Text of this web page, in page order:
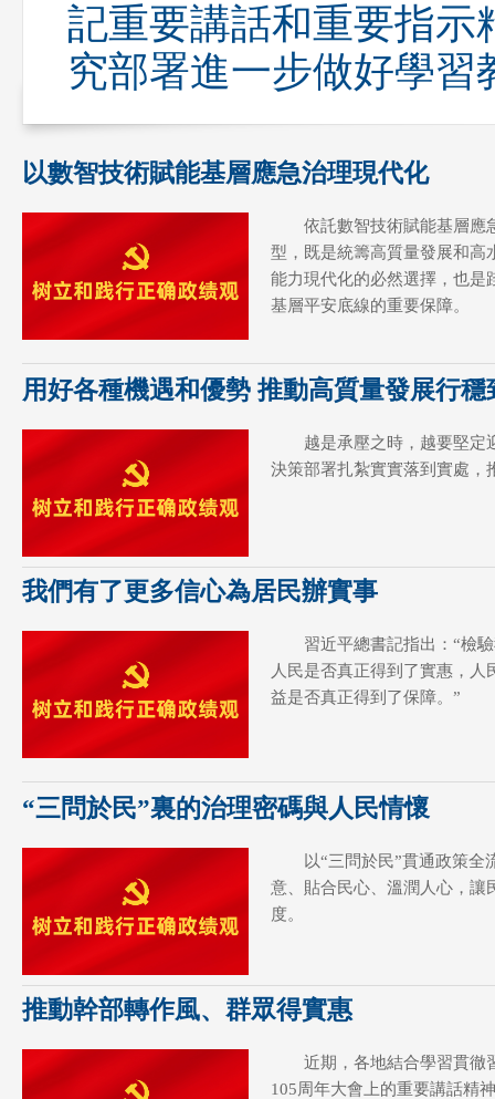
記重要講話和重要指示
究部署進一步做好學習
以數智技術賦能基層應急治理現代化
依託數智技術賦能基層應
型，既是統籌高質量發展和高
能力現代化的必然選擇，也是
基層平安底線的重要保障。
用好各種機遇和優勢 推動高質量發展行穩
越是承壓之時，越要堅定
決策部署扎紮實實落到實處，
我們有了更多信心為居民辦實事
習近平總書記指出：“檢
人民是否真正得到了實惠，
益是否真正得到了保障。”
“三問於民”裏的治理密碼與人民情懷
以“三問於民”貫通政策
意、貼合民心、溫潤人心，讓
度。
推動幹部轉作風、群眾得實惠
近期，各地結合學習貫徹
105周年大會上的重要講話精